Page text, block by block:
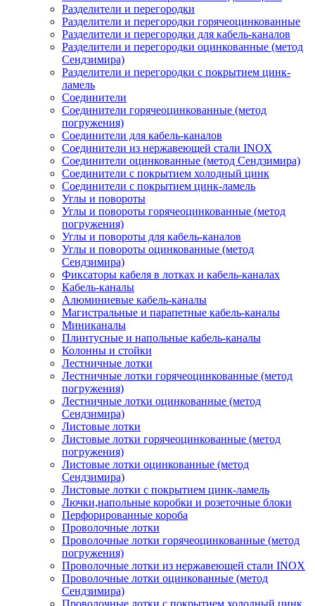
Разделители и перегородки
Разделители и перегородки горячеоцинкованные
Разделители и перегородки для кабель-каналов
Разделители и перегородки оцинкованные (метод
Сендзимира)
Разделители и перегородки с покрытием цинк-
ламель
Соединители
Соединители горячеоцинкованные (метод
погружения)
Соединители для кабель-каналов
Соединители из нержавеющей стали INOX
Соединители оцинкованные (метод Сендзимира)
Соединители с покрытием холодный цинк
Соединители с покрытием цинк-ламель
Углы и повороты
Углы и повороты горячеоцинкованные (метод
погружения)
Углы и повороты для кабель-каналов
Углы и повороты оцинкованные (метод
Сендзимира)
Фиксаторы кабеля в лотках и кабель-каналах
Кабель-каналы
Алюминиевые кабель-каналы
Магистральные и парапетные кабель-каналы
Миниканалы
Плинтусные и напольные кабель-каналы
Колонны и стойки
Лестничные лотки
Лестничные лотки горячеоцинкованные (метод
погружения)
Лестничные лотки оцинкованные (метод
Сендзимира)
Листовые лотки
Листовые лотки горячеоцинкованные (метод
погружения)
Листовые лотки оцинкованные (метод
Сендзимира)
Листовые лотки с покрытием цинк-ламель
Лючки,напольные коробки и розеточные блоки
Перфорированные короба
Проволочные лотки
Проволочные лотки горячеоцинкованные (метод
погружения)
Проволочные лотки из нержавеющей стали INOX
Проволочные лотки оцинкованные (метод
Сендзимира)
Проволочные лотки с покрытием холодный цинк